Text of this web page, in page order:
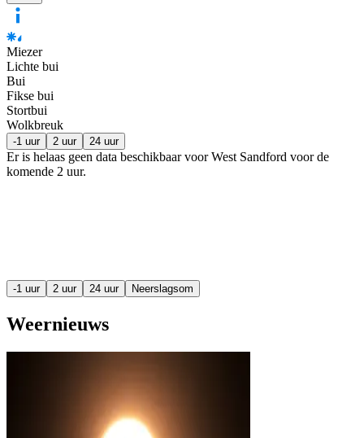
Miezer
Lichte bui
Bui
Fikse bui
Stortbui
Wolkbreuk
-1 uur 2 uur 24 uur
Er is helaas geen data beschikbaar voor West Sandford voor de
komende 2 uur.
-1 uur 2 uur 24 uur Neerslagsom
Weernieuws